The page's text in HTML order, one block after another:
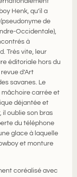
Henk, qu’il a
de
Occidentale),
à
Très vite, leur
éditoriale hors du
d’Art
savanes. Le
mâchoire carrée et
déjantée et
il oublie son bras
du téléphone
glace à laquelle
et monture
coréalisé avec